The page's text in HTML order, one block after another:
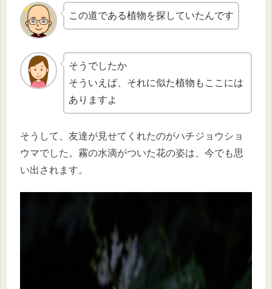
この道である植物を探していたんです
そうでしたか
そういえば、それに似た植物もここには
ありますよ
そうして、友達が見せてくれたのがハチジョウショ
ウマでした。霧の水滴がついた花の姿は、今でも思
い出されます。